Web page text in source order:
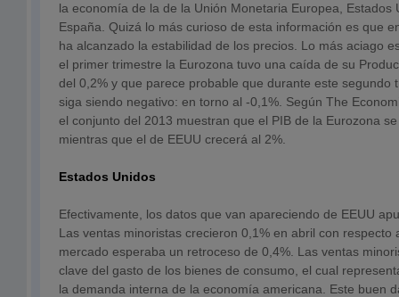
la economía de la de la Unión Monetaria Europea, Estados
España. Quizá lo más curioso de esta información es que
ha alcanzado la estabilidad de los precios. Lo más aciago
el primer trimestre la Eurozona tuvo una caída de su
del 0,2% y que parece probable que durante este segundo
siga siendo negativo: en torno al -0,1%. Según The
el conjunto del 2013 muestran que el PIB de la Eurozona
mientras que el de EEUU crecerá al 2%.
Estados Unidos
Efectivamente, los datos que van apareciendo de EEUU
Las ventas minoristas crecieron 0,1% en abril con respecto
mercado esperaba un retroceso de 0,4%. Las ventas
clave del gasto de los bienes de consumo, el cual
la demanda interna de la economía americana. Este buen